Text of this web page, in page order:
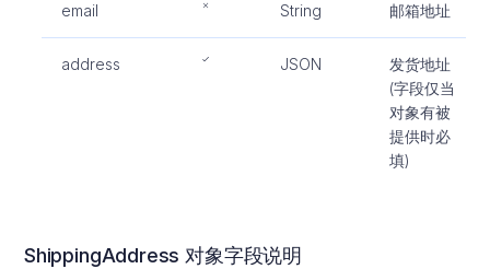
email String 邮箱地址
address JSON
发货地址
(字段仅当
对象有被
提供时必
填)
ShippingAddress 对象字段说明